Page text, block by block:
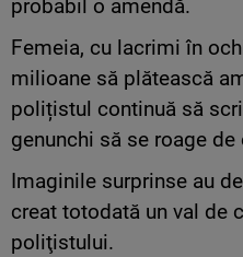
probabil o amendă.
Femeia, cu lacrimi în
milioane să plătească
polițistul continuă să
genunchi să se roage
Imaginile surprinse au
creat totodată un val de
poliţistului.